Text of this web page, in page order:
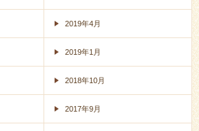
2019年4月
2019年1月
2018年10月
2017年9月